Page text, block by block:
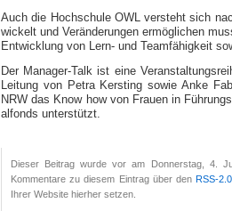
Auch die Hoch­schule OWL ver­steht sich
wi­ckelt und Ver­än­de­run­gen er­mög­li­chen
Ent­wick­lung von Lern- und Team­fähig­keit
Der Ma­na­ger-Talk ist eine
Lei­tung von Pe­tra Kers­ting so­wie Anke
NRW das Know how von Frauen in
al­fonds un­ter­stützt.
Dieser Beitrag wurde vor am Donnerstag, 4.
Kommentare zu diesem Eintrag über den RSS-2.0
Ihrer Website hierher setzen.